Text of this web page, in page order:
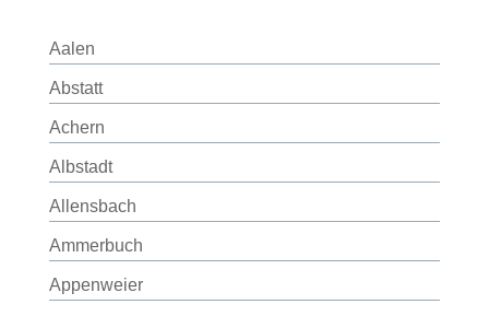
Aalen
Abstatt
Achern
Albstadt
Allensbach
Ammerbuch
Appenweier